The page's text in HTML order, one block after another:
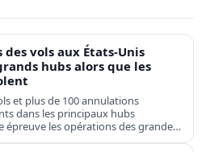
vols aux États-Unis
hubs alors que les
et plus de 100 annulations
dans les principaux hubs
épreuve les opérations des grandes